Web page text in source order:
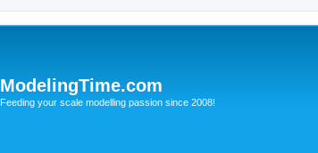
ModelingTime.com
Feeding your scale modelling passion since 2008!